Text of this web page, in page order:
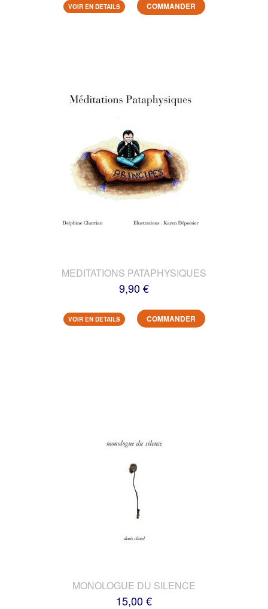
VOIR EN DETAILS COMMANDER
MEDITATIONS PATAPHYSIQUES
9,90 €
VOIR EN DETAILS COMMANDER
MONOLOGUE DU SILENCE
15,00 €